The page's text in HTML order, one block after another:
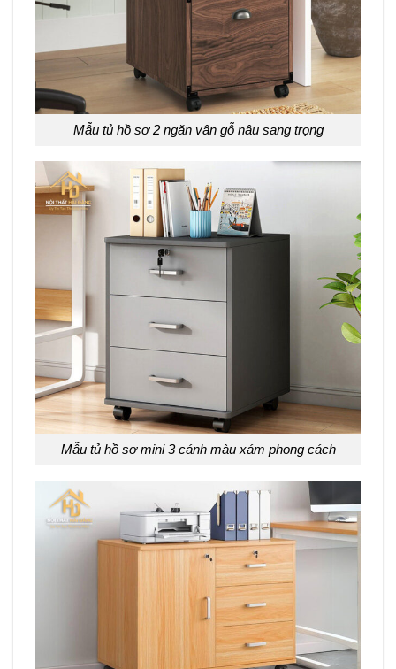
Mẫu tủ hồ sơ 2 ngăn vân gỗ nâu sang trọng
Mẫu tủ hồ sơ mini 3 cánh màu xám phong cách